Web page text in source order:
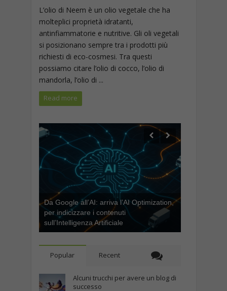
L’olio di Neem è un olio vegetale che ha
molteplici proprietà idratanti,
antinfiammatorie e nutritive. Gli oli vegetali
si posizionano sempre tra i prodotti più
richiesti di eco-cosmesi. Tra questi
possiamo citare l’olio di cocco, l’olio di
mandorla, l’olio di ...
Read more
Da Google all’AI: arriva l’AI Optimization,
per indicizzare i contenuti
sull’Intelligenza Artificiale
Popular Recent
Alcuni trucchi per avere un blog di
successo